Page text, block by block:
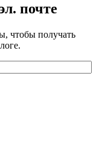
почте
чтобы получать